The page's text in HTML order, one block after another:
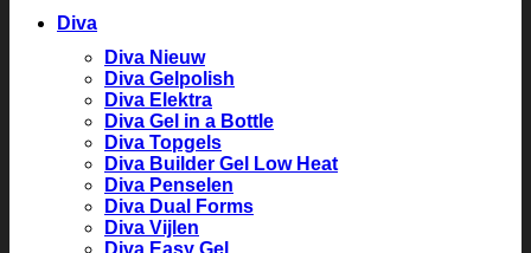
Diva
Diva Nieuw
Diva Gelpolish
Diva Elektra
Diva Gel in a Bottle
Diva Topgels
Diva Builder Gel Low Heat
Diva Penselen
Diva Dual Forms
Diva Vijlen
Diva Easy Gel